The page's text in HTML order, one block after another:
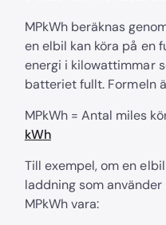
MPkWh beräknas
en elbil kan köra på en
energi i kilowattimmar
batteriet fullt. Formeln
MPkWh = Antal miles
kWh
Till exempel, om en
laddning som använder
MPkWh vara: